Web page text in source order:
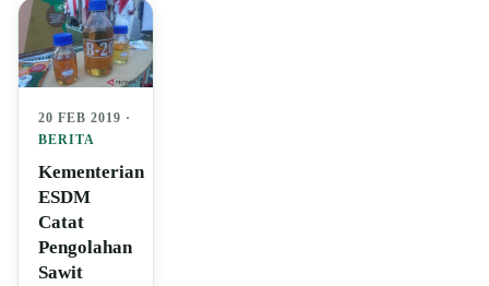
20 FEB 2019 ·
BERITA
Kementerian
ESDM
Catat
Pengolahan
Sawit